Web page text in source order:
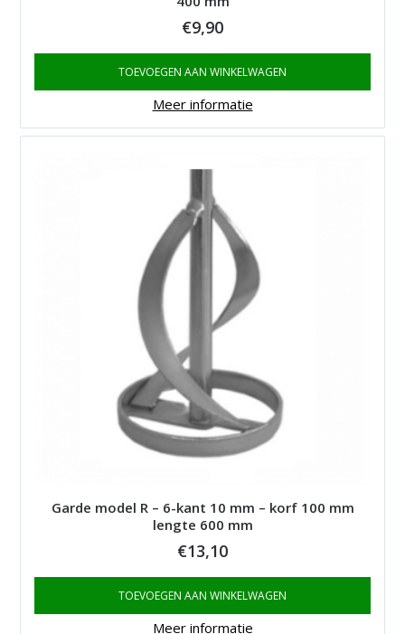
€9,90
TOEVOEGEN AAN WINKELWAGEN
Meer informatie
Garde model R – 6-kant 10 mm – korf 100 mm
lengte 600 mm
€13,10
TOEVOEGEN AAN WINKELWAGEN
Meer informatie